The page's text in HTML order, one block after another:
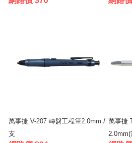
萬事捷 V-207 轉盤工程筆2.0mm /
支
萬事捷